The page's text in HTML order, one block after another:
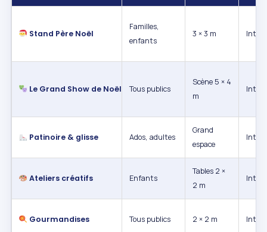
Stand Père Noël
Familles,
enfants
3 × 3 m
Le Grand Show de Noël Tous publics
Scène 5 × 4
m
Patinoire & glisse Ados, adultes
Grand
espace
Int. /
Ateliers créatifs Enfants
Tables 2 ×
2 m
Gourmandises Tous publics 2 × 2 m Int. /